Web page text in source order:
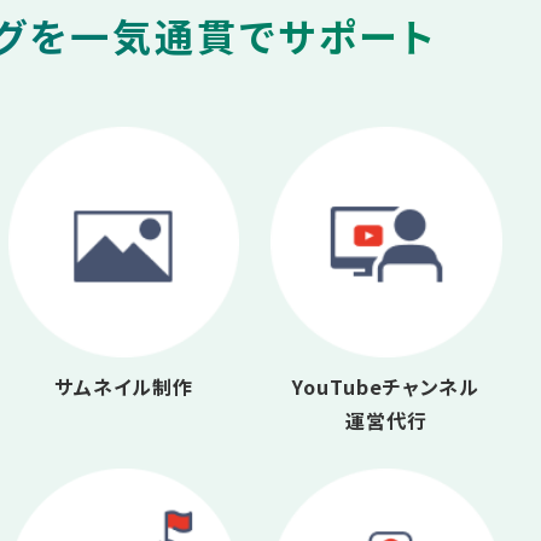
一気通貫でサポート
サムネイル制作
YouTubeチャンネル
運営代行